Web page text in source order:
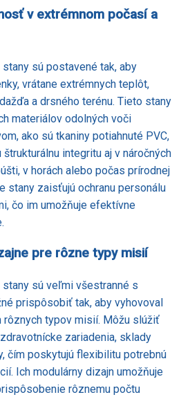
v extrémnom počasí a
sú postavené tak, aby
vrátane extrémnych teplôt,
a drsného terénu. Tieto stany
materiálov odolných voči
ako sú tkaniny potiahnuté PVC,
integritu aj v náročných
v horách alebo počas prírodnej
stany zaisťujú ochranu personálu
čo im umožňuje efektívne
pre rôzne typy misií
sú veľmi všestranné s
prispôsobiť tak, aby vyhovoval
typov misií. Môžu slúžiť
zariadenia, sklady
čím poskytujú flexibilitu potrebnú
Ich modulárny dizajn umožňuje
rôznemu počtu